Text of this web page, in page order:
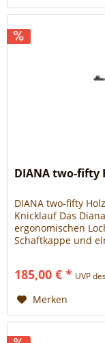
DIANA two-fifty
DIANA two-fifty
Knicklauf Das
ergonomischen
Schaftkappe und
Ergonomischer
185,00 € * UVP
Merken